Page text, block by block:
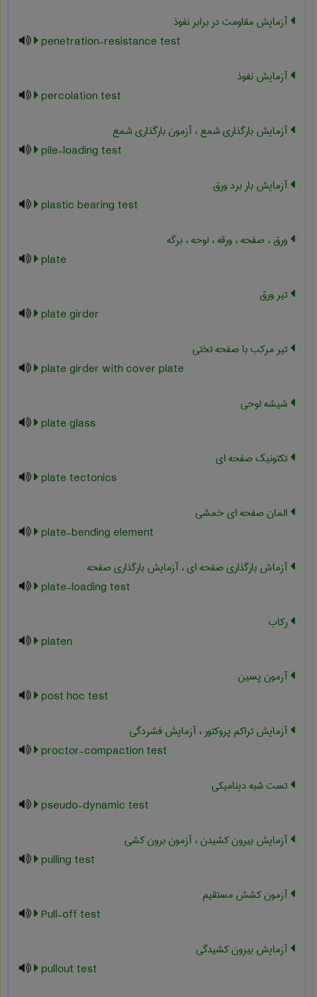
آزمایش مقاومت در برابر نفوذ
penetration-resistance test
آزمایش نفوذ
percolation test
آزمایش بارگذاری شمع ، آزمون بارگذاری شمع
pile-loading test
آزمایش بار برد ورق
plastic bearing test
ورق ، صفحه ، ورقه ، لوحه ، برگه
plate
تیر ورق
plate girder
تیر مرکب با صفحه تختی
plate girder with cover plate
شیشه لوحی
plate glass
تکتونیک صفحه ای
plate tectonics
المان صفحه ای خمشی
plate-bending element
آزماش بارگذاری صفحه ای ، آزمایش بارگذاری صفحه
plate-loading test
رکاب
platen
آزمون پسین
post hoc test
آزمایش تراکم پروکتور ، آزمایش فشردگی
proctor-compaction test
تست شبه دینامیکی
pseudo-dynamic test
آزمایش بیرون کشیدن ، آزمون برون کشی
pulling test
آزمون کشش مستقیم
Pull-off test
آزمایش بیرون کشیدگی
pullout test